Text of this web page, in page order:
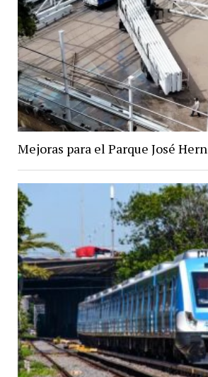
Mejoras para el Parque José